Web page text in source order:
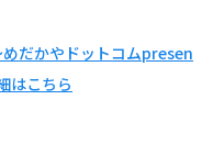
だかやドットコムpresen
はこちら